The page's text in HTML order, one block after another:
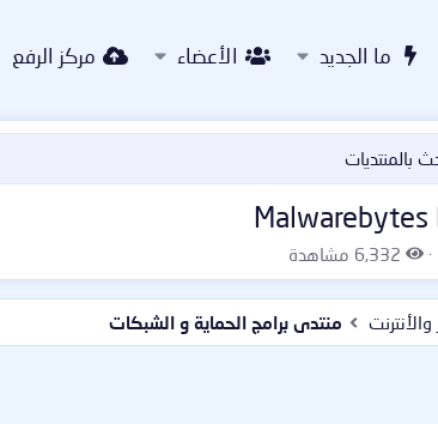
ما الجديد الأعضاء مركز الرفع
بالمنتديات
Malwarebytes
ا
ل
م
ش
ا
6,332 مشاهدة
منتدى برامج الحماية و الشبكات